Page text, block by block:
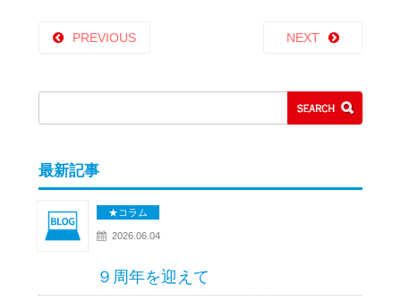
PREVIOUS NEXT
最新記事
★コラム
2026.06.04
９周年を迎えて